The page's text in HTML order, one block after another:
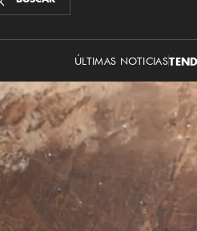
ÚLTIMAS NOTICIAS